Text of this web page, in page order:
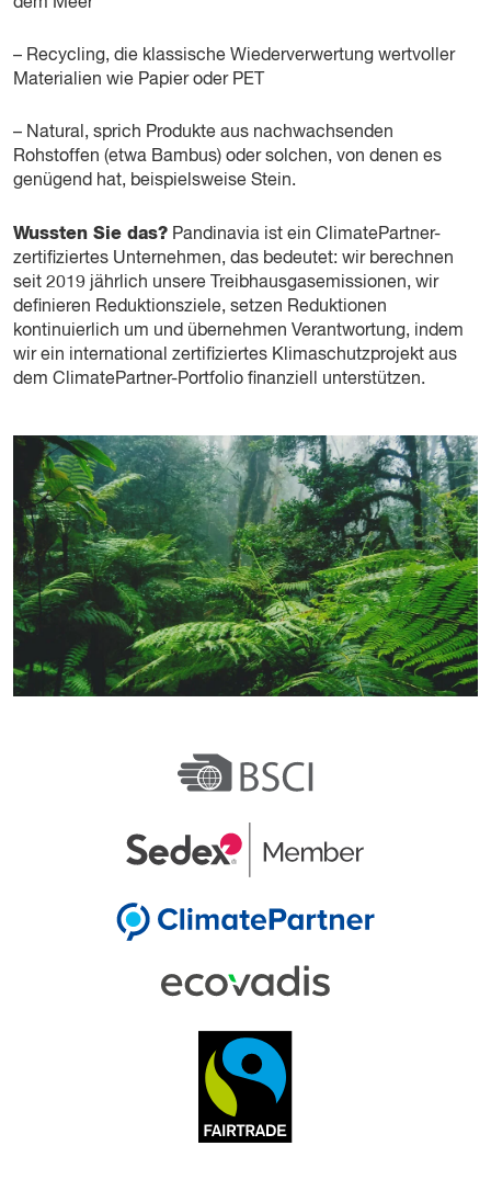
– Recycling, die klassische Wiederverwertung wertvoller
Materialien wie Papier oder PET
– Natural, sprich Produkte aus nachwachsenden
Rohstoffen (etwa Bambus) oder solchen, von denen es
genügend hat, beispielsweise Stein.
Wussten Sie das? Pandinavia ist ein ClimatePartner-
zertifiziertes Unternehmen, das bedeutet: wir berechnen
seit 2019 jährlich unsere Treibhausgasemissionen, wir
definieren Reduktionsziele, setzen Reduktionen
kontinuierlich um und übernehmen Verantwortung, indem
wir ein international zertifiziertes Klimaschutzprojekt aus
dem ClimatePartner-Portfolio finanziell unterstützen.